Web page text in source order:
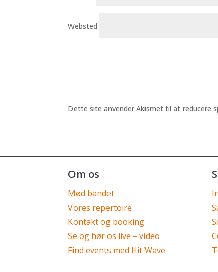
Websted
Dette site anvender Akismet til at reducere
Om os
Mød bandet
Vores repertoire
Kontakt og booking
Se og hør os live – video
Find events med Hit Wave